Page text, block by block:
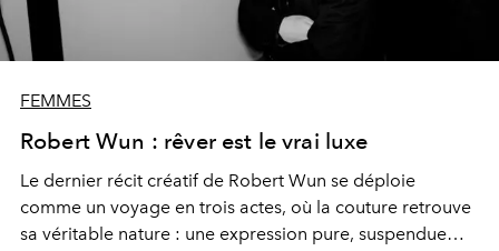
FEMMES
Robert Wun : rêver est le vrai luxe
Le dernier récit créatif de Robert Wun se déploie
comme un voyage en trois actes, où la couture retrouve
sa véritable nature : une expression pure, suspendue